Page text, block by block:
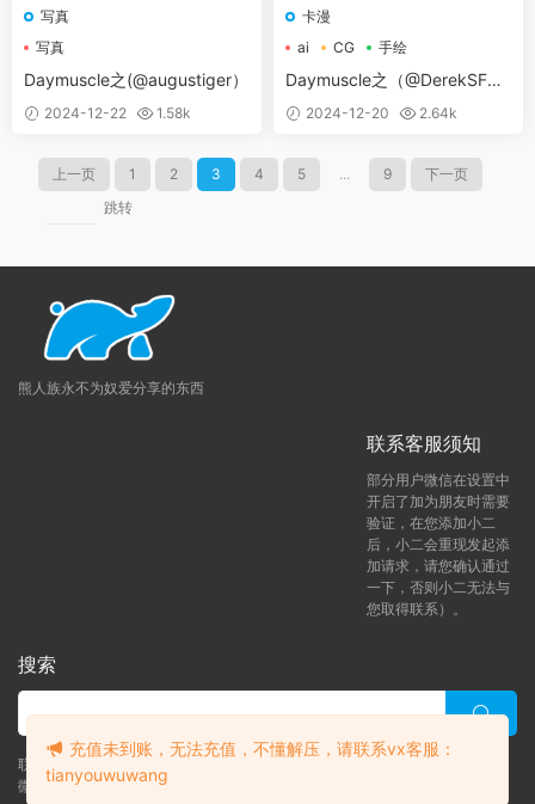
写真
写真
Daymuscle之(@augustiger）
2024-12-22 1.58k
卡漫
ai
CG 手绘
Daymuscle之（@DerekSFMK
evinTheOctopus）(172.49M
B)-卡漫
2024-12-20 2.64k
上一页 1 2 3 4 5 ... 9
下一页
跳转
熊人族永不为奴爱分享的东西
联系客服须知
部分用户微信在设置中
开启了加为朋友时需要
验证，在您添加小二
后，小二会重现发起添
加请求，请您确认通过
一下，否则小二无法与
您取得联系）。
搜索
联系客服 (添加后告诉客服-来自熊人族咨询问题)
微信客服（tianyouwuwang）
充值未到账，无法充值，不懂解压，请联系vx客服：
tianyouwuwang